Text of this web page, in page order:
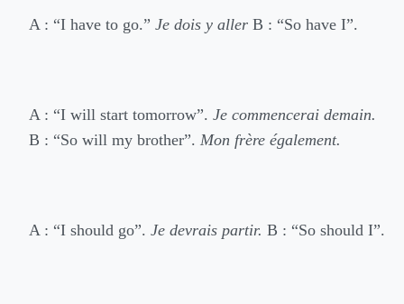
A : “I have to go.” Je dois y aller B : “So have I”.
A : “I will start tomorrow”. Je commencerai demain.
B : “So will my brother”. Mon frère également.
A : “I should go”. Je devrais partir. B : “So should I”.